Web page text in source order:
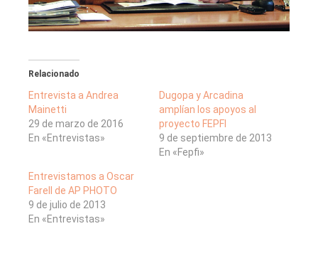
Relacionado
Entrevista a Andrea
Mainetti
29 de marzo de 2016
En «Entrevistas»
Dugopa y Arcadina
amplían los apoyos al
proyecto FEPFI
9 de septiembre de 2013
En «Fepfi»
Entrevistamos a Oscar
Farell de AP PHOTO
9 de julio de 2013
En «Entrevistas»